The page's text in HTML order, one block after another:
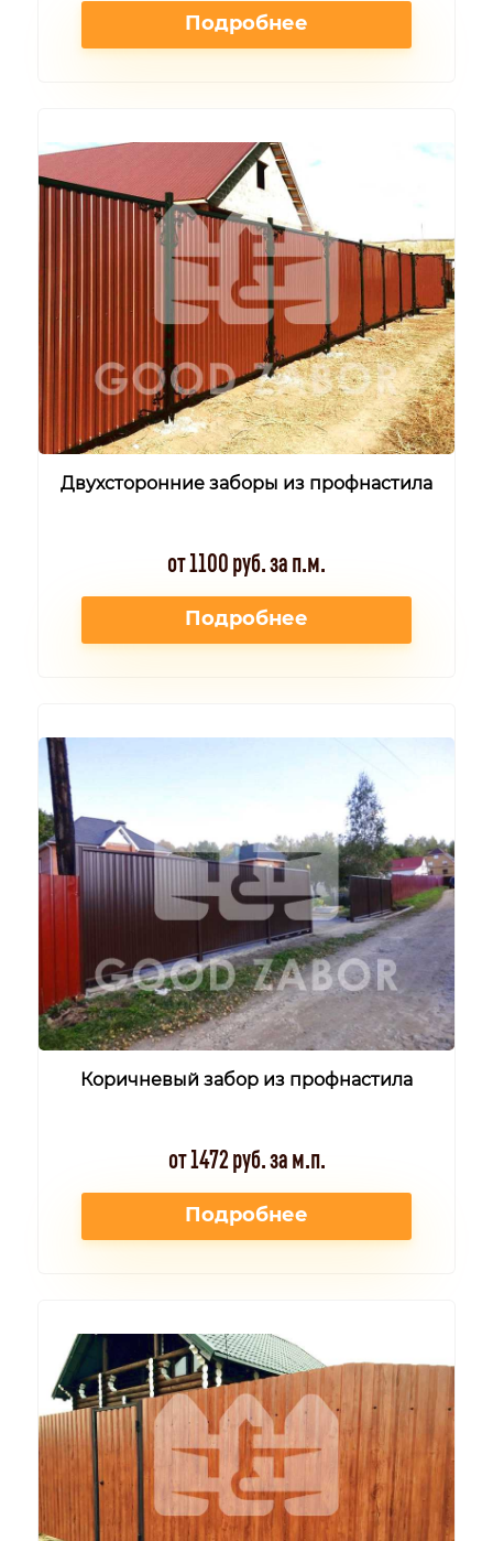
Подробнее
Двухсторонние заборы из профнастила
от 1100 руб. за п.м.
Подробнее
Коричневый забор из профнастила
от 1472 руб. за м.п.
Подробнее